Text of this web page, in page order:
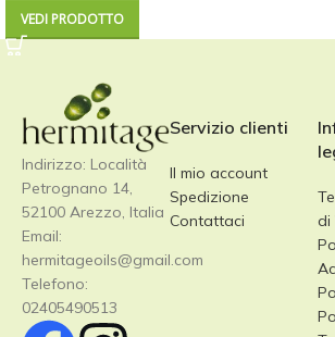
VEDI PRODOTTO
Indirizzo: Località
Petrognano 14,
52100 Arezzo, Italia
Email:
hermitageoils@gmail.com
Telefono:
02405490513
Servizio clienti
Il mio account
Spedizione
Contattaci
di